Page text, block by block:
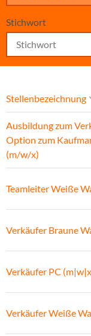
Stichwort
Stellenbezeichnung
Ausbildung zum
Option zum
(m/w/x)
Teamleiter Weiße
Verkäufer Braune
Verkäufer PC
Verkäufer Weiße